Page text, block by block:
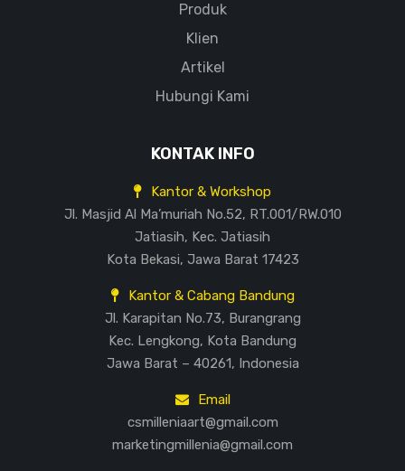
Produk
Klien
Artikel
Hubungi Kami
KONTAK INFO
Kantor & Workshop
Jl. Masjid Al Ma’muriah No.52, RT.001/RW.010
Jatiasih, Kec. Jatiasih
Kota Bekasi, Jawa Barat 17423
Kantor & Cabang Bandung
Jl. Karapitan No.73, Burangrang
Kec. Lengkong, Kota Bandung
Jawa Barat – 40261, Indonesia
Email
csmilleniaart@gmail.com
marketingmillenia@gmail.com